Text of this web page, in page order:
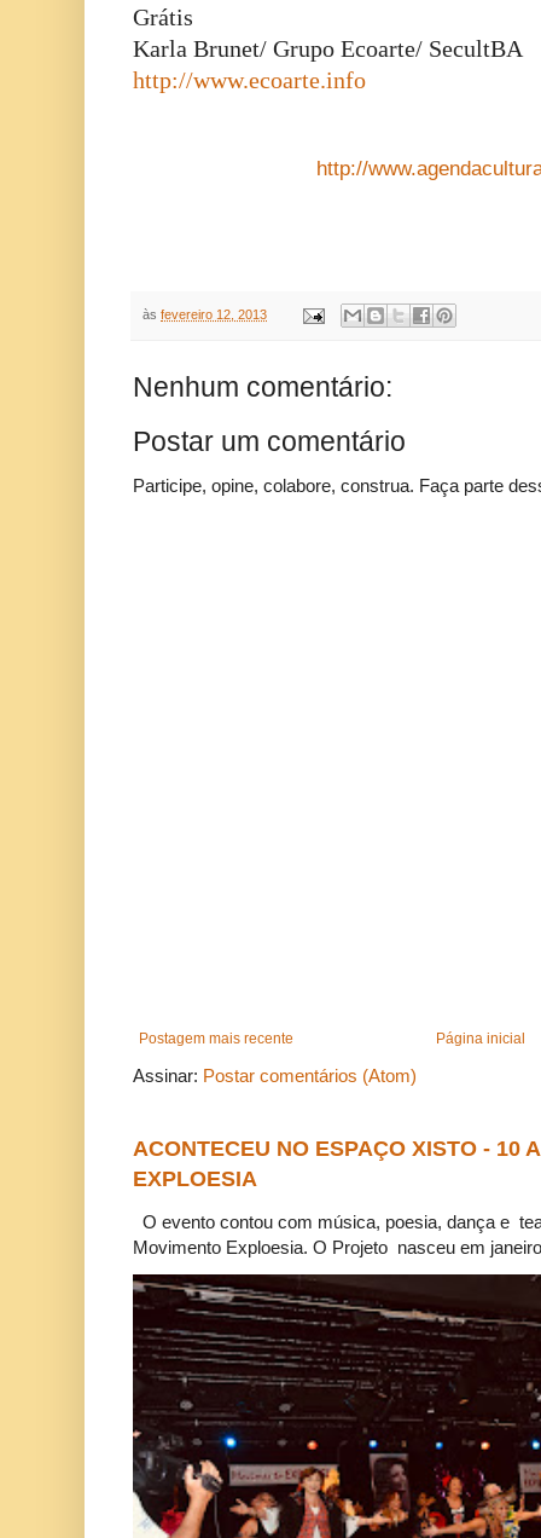
Grátis
Karla Brunet/ Grupo Ecoarte/ SecultBA
http://www.ecoarte.info
http://
às fevereiro 12, 2013
Nenhum comentário:
Postar um comentário
Participe, opine, colabore, construa. Faça parte
Postagem mais recente Página inicial
Assinar: Postar comentários (Atom)
ACONTECEU NO ESPAÇO XISTO - 10
EXPLOESIA
O evento contou com música, poesia, dança e
Movimento Exploesia. O Projeto nasceu em